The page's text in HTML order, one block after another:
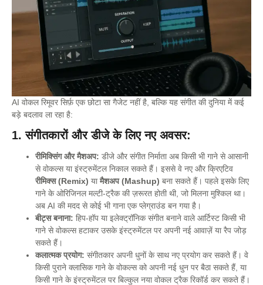
AI वोकल रिमूवर सिर्फ़ एक छोटा सा गैजेट नहीं है, बल्कि यह संगीत की दुनिया में कई
बड़े बदलाव ला रहा है:
1. संगीतकारों और डीजे के लिए नए अवसर:
रीमिक्सिंग और मैशअप: डीजे और संगीत निर्माता अब किसी भी गाने से आसानी
से वोकल्स या इंस्ट्रुमेंटल निकाल सकते हैं। इससे वे नए और क्रिएटिव
रीमिक्स (Remix) यामैशअप (Mashup) बना सकते हैं। पहले इसके लिए
गाने के ओरिजिनल मल्टी-ट्रैक की ज़रूरत होती थी, जो मिलना मुश्किल था।
अब AI की मदद से कोई भी गाना एक प्लेग्राउंड बन गया है।
बीट्स बनाना: हिप-हॉप या इलेक्ट्रॉनिक संगीत बनाने वाले आर्टिस्ट किसी भी
गाने से वोकल्स हटाकर उसके इंस्ट्रुमेंटल पर अपनी नई आवाज़ें या रैप जोड़
सकते हैं।
कलात्मक प्रयोग: संगीतकार अपनी धुनों के साथ नए प्रयोग कर सकते हैं। वे
किसी पुराने क्लासिक गाने के वोकल्स को अपनी नई धुन पर बैठा सकते हैं, या
किसी गाने के इंस्ट्रुमेंटल पर बिल्कुल नया वोकल ट्रैक रिकॉर्ड कर सकते हैं।